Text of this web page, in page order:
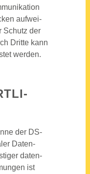
auf­wei­
Schutz der
Drit­te kann
wer­den.
der DS-
Daten­
daten­
ist